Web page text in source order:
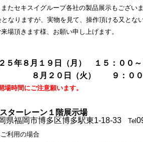
セキスイグループ各社の製品展示もございま
なりますが、実物を見て、操作頂ける又と
場頂きます様、お願い申し上げます。
５年８月１９日（月） １５：００～
２０日（火） ９：００～
場時間にご注意願います。
ターレーン１階展示場
県福岡市博多区博多駅東1-18-33 Tel
利用の場合